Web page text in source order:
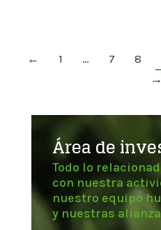
← 1 … 7 8
→
Área de
Todo lo
con nuestra
nuestro equipo
y nuestras